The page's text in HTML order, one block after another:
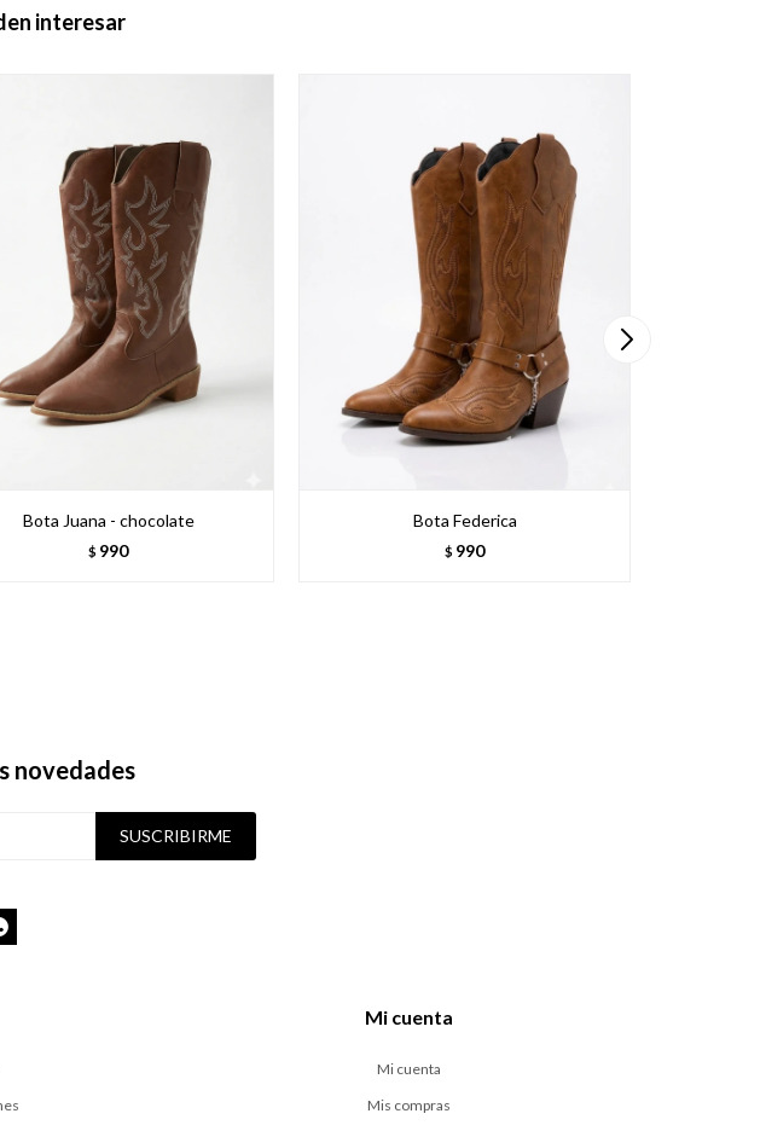
interesar
Bota Juana - chocolate
$ 990
Bota Federica
$ 990
Mi cuenta
Mi cuenta
Mis compras
novedades
SUSCRIBIRME